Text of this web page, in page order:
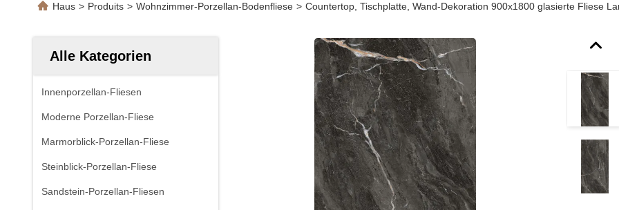
Haus > Produits > Wohnzimmer-Porzellan-Bodenfliese > Countertop, Tischplatte, Wand-Dekoration 900x1800 glasierte Fliese
Alle Kategorien
Innenporzellan-Fliesen
Moderne Porzellan-Fliese
Marmorblick-Porzellan-Fliese
Steinblick-Porzellan-Fliese
Sandstein-Porzellan-Fliesen